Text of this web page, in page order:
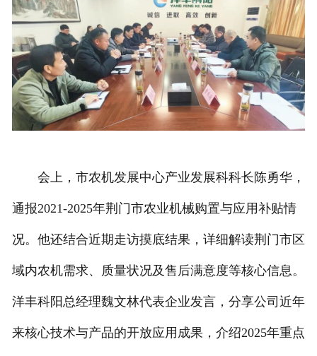
会上，市农机发展中心产业发展科科长陈勇华，
通报2021-2025年荆门市农业机械购置与应用补贴情
况。他还结合近期走访摸底结果，详细解读荆门市区
域内农机需求、质量状况及售后满意度等核心信息。
洋丰科阳总经理魏文林代表企业发言，分享公司近年
来核心技术与产品的开放应用成果，介绍2025年重点